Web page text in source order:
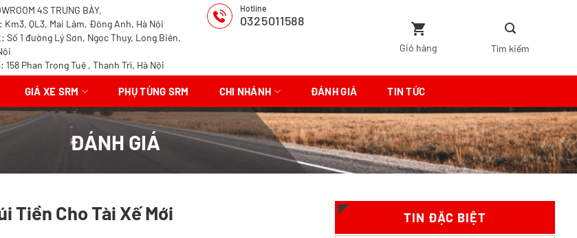
4S TRƯNG BÀY,
Km3, QL3, Mai Lâm, Đông Anh, Hà Nội
Số 1 đường Lý Sơn, Ngọc Thụy, Long Biên,
158 Phan Trọng Tuệ , Thanh Trì, Hà Nội
Hotline
0325011588
Giỏ hàng
GIÁ XE SRM PHỤ TÙNG SRM CHI NHÁNH ĐÁNH GIÁ TIN TỨC
ĐÁNH GIÁ
Tiền Cho Tài Xế Mới TIN ĐẶC BIỆT
So sánh xe tải SRM T35 và
SRM K990: Khác biệt gì và
Xem chi tiết >>